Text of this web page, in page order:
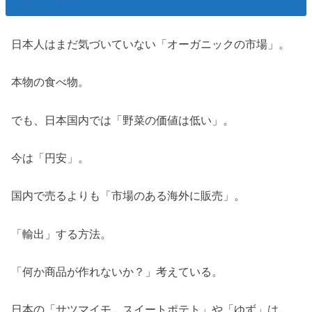
日本人はまだ気づいていない「オーガニックの市場」。
本物の食べ物。
でも、日本国内では「野菜の価値は低い」。
今は「円安」。
国内で売るよりも「市場のある海外に販売」。
「輸出」する方法。
「何か商品が作れないか？」考えている。
日本の「サツマイモ、スイートポテト」や「ゆず」は。